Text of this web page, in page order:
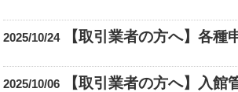
2025/10/24 【取引業者の方へ】各種
2025/10/06 【取引業者の方へ】入館